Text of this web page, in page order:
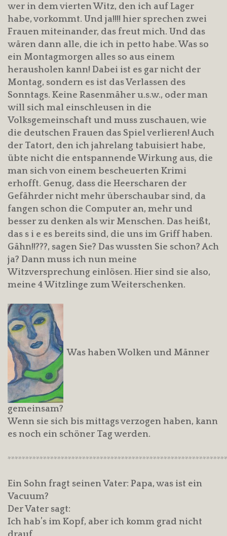
wer in dem vierten Witz, den ich auf Lager
habe, vorkommt. Und ja!!!! hier sprechen zwei
Frauen miteinander, das freut mich. Und das
wären dann alle, die ich in petto habe. Was so
ein Montagmorgen alles so aus einem
herausholen kann! Dabei ist es gar nicht der
Montag, sondern es ist das Verlassen des
Sonntags. Keine Rasenmäher u.s.w., oder man
will sich mal einschleusen in die
Volksgemeinschaft und muss zuschauen, wie
die deutschen Frauen das Spiel verlieren! Auch
der Tatort, den ich jahrelang tabuisiert habe,
übte nicht die entspannende Wirkung aus, die
man sich von einem bescheuerten Krimi
erhofft. Genug, dass die Heerscharen der
Gefährder nicht mehr überschaubar sind, da
fangen schon die Computer an, mehr und
besser zu denken als wir Menschen. Das heißt,
das s i e es bereits sind, die uns im Griff haben.
Gähn!!???, sagen Sie? Das wussten Sie schon? Ach
ja? Dann muss ich nun meine
Witzversprechung einlösen. Hier sind sie also,
meine 4 Witzlinge zum Weiterschenken.
Was haben Wolken und Männer
gemeinsam?
Wenn sie sich bis mittags verzogen haben, kann
es noch ein schöner Tag werden.
Ein Sohn fragt seinen Vater: Papa, was ist ein
Vacuum?
Der Vater sagt:
Ich hab’s im Kopf, aber ich komm grad nicht